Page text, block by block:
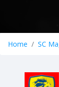
Home SC